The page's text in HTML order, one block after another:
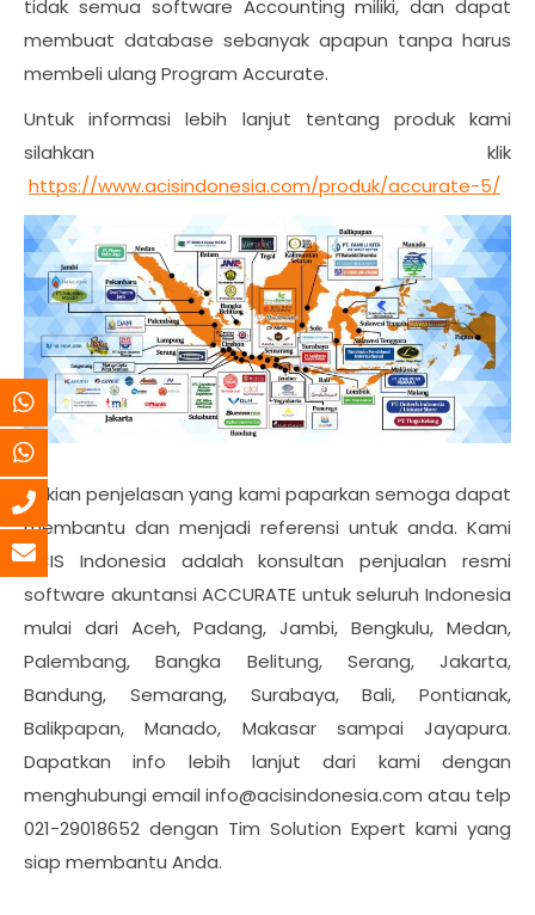
tidak semua software Accounting miliki, dan dapat
membuat database sebanyak apapun tanpa harus
membeli ulang Program Accurate.
Untuk informasi lebih lanjut tentang produk kami
silahkan klik
https://www.acisindonesia.com/produk/accurate-5/
Sekian penjelasan yang kami paparkan semoga dapat
membantu dan menjadi referensi untuk anda. Kami
ACIS Indonesia adalah konsultan penjualan resmi
software akuntansi ACCURATE untuk seluruh Indonesia
mulai dari Aceh, Padang, Jambi, Bengkulu, Medan,
Palembang, Bangka Belitung, Serang, Jakarta,
Bandung, Semarang, Surabaya, Bali, Pontianak,
Balikpapan, Manado, Makasar sampai Jayapura.
Dapatkan info lebih lanjut dari kami dengan
menghubungi email info@acisindonesia.com atau telp
021-29018652 dengan Tim Solution Expert kami yang
siap membantu Anda.